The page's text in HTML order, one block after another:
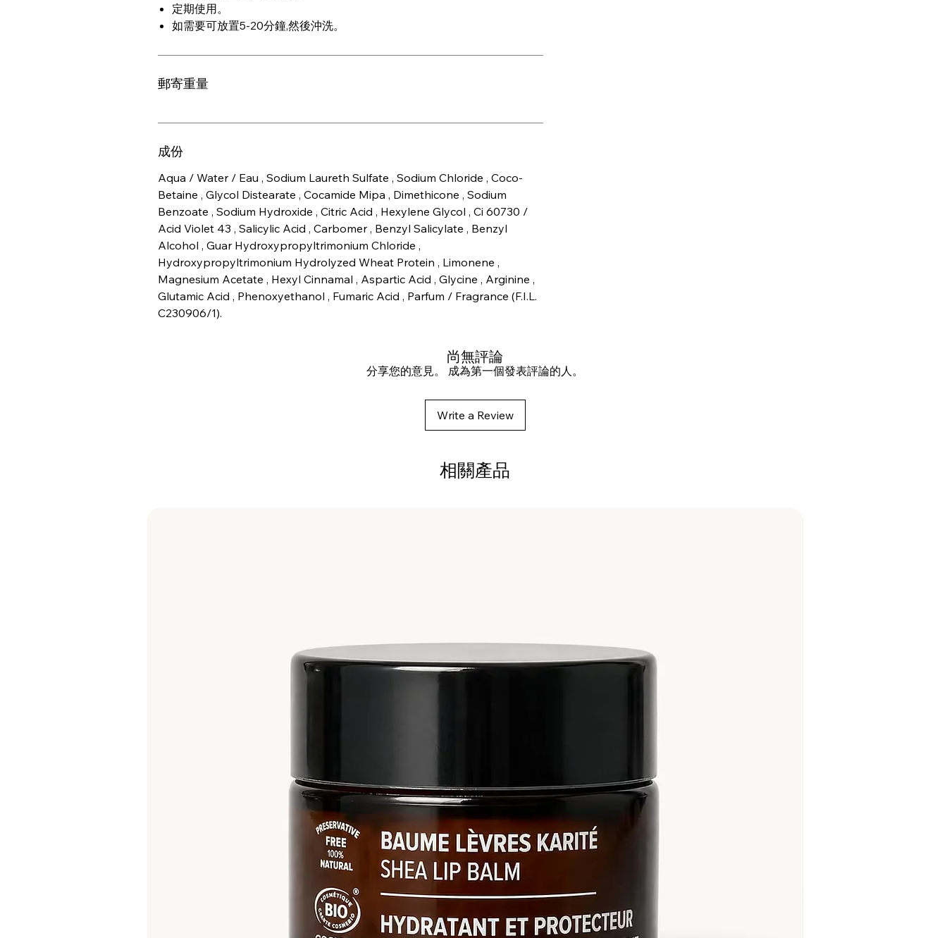
定期使用。
如需要可放置5-20分鐘,然後沖洗。
郵寄重量
成份
Aqua / Water / Eau , Sodium Laureth Sulfate , Sodium Chloride , Coco-
Betaine , Glycol Distearate , Cocamide Mipa , Dimethicone , Sodium
Benzoate , Sodium Hydroxide , Citric Acid , Hexylene Glycol , Ci 60730 /
Acid Violet 43 , Salicylic Acid , Carbomer , Benzyl Salicylate , Benzyl
Alcohol , Guar Hydroxypropyltrimonium Chloride ,
Hydroxypropyltrimonium Hydrolyzed Wheat Protein , Limonene ,
Magnesium Acetate , Hexyl Cinnamal , Aspartic Acid , Glycine , Arginine ,
Glutamic Acid , Phenoxyethanol , Fumaric Acid , Parfum / Fragrance (F.I.L.
C230906/1).
尚無評論
分享您的意見。 成為第一個發表評論的人。
Write a Review
相關產品